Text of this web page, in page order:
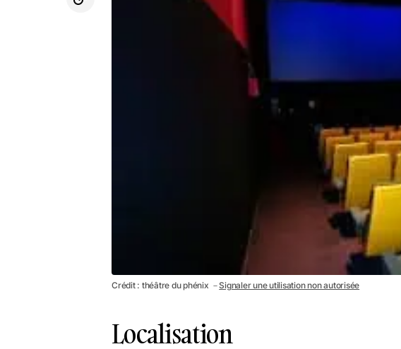
Crédit : théâtre du phénix －Signaler une utilisation non autorisée
Localisation